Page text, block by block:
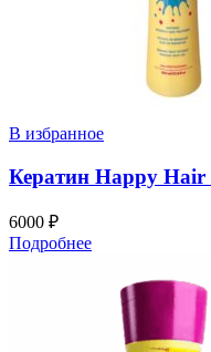
В избранное
Кератин Happy
6000 ₽
Подробнее